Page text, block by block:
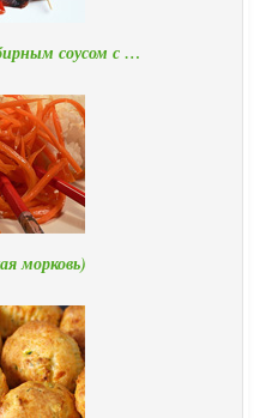
соусом с …
морковь)